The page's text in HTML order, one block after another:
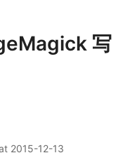
写
2015-12-13